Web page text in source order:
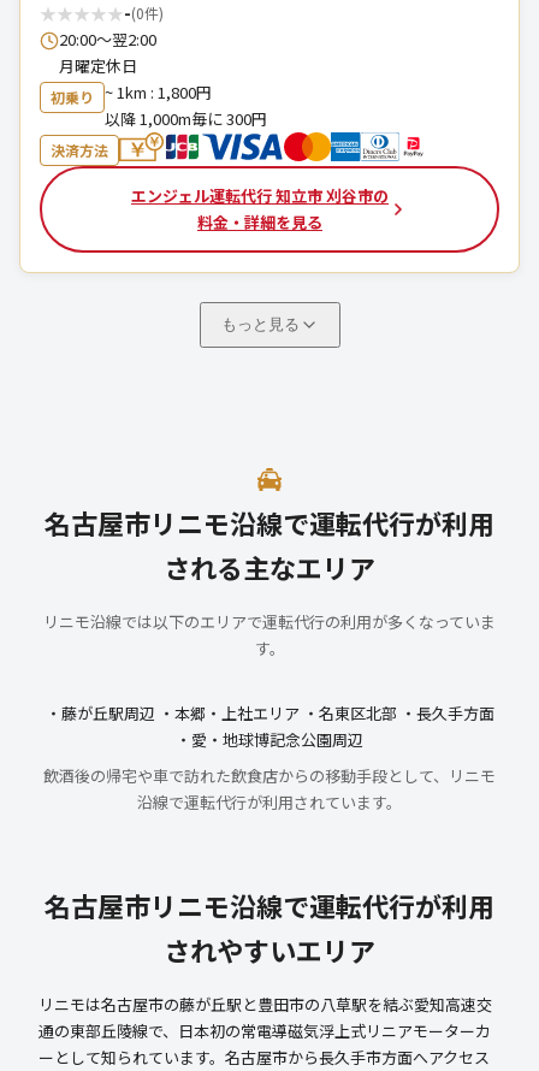
★★★★★-(0件)
20:00～翌2:00
月曜定休日
初乗り
~ 1km : 1,800円
以降 1,000m毎に 300円
決済方法
エンジェル運転代行 知立市 刈谷市の
料金・詳細を見る
もっと見る
名古屋市リニモ沿線で運転代行が利用
される主なエリア
リニモ沿線では以下のエリアで運転代行の利用が多くなっていま
す。
・藤が丘駅周辺 ・本郷・上社エリア ・名東区北部 ・長久手方面
・愛・地球博記念公園周辺
飲酒後の帰宅や車で訪れた飲食店からの移動手段として、リニモ
沿線で運転代行が利用されています。
名古屋市リニモ沿線で運転代行が利用
されやすいエリア
リニモは名古屋市の藤が丘駅と豊田市の八草駅を結ぶ愛知高速交
通の東部丘陵線で、日本初の常電導磁気浮上式リニアモーターカ
ーとして知られています。名古屋市から長久手市方面へアクセス